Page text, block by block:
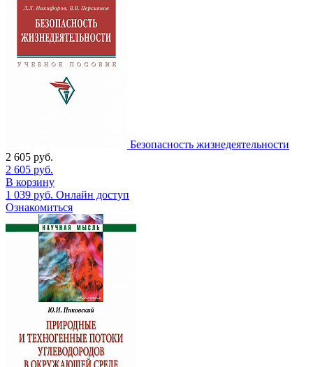
Безопасность жизнедеятельности
2 605 руб.
2 605 руб.
В корзину
1 039 руб. Онлайн доступ
Ознакомиться